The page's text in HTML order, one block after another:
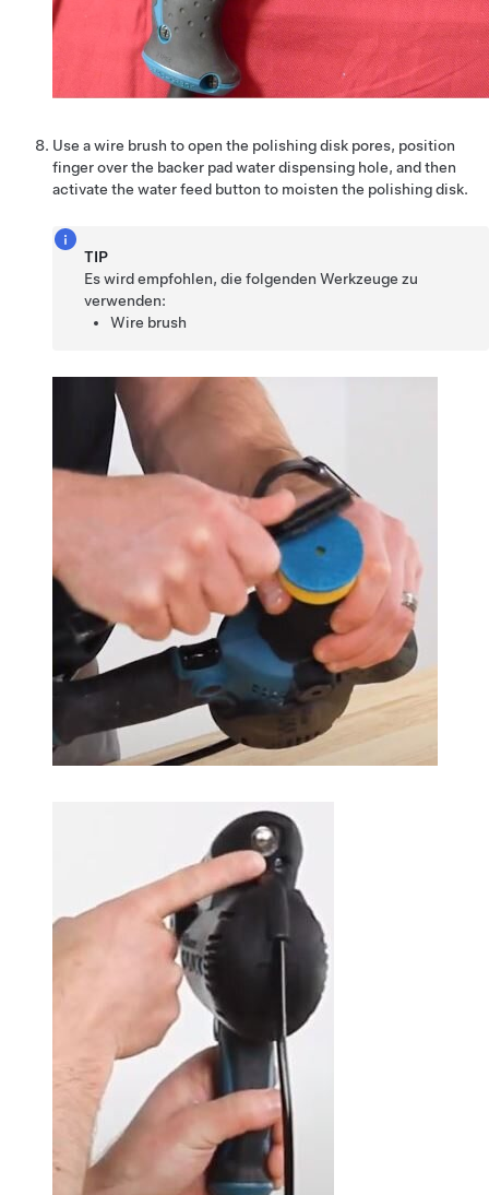
Use a wire brush to open the polishing disk pores, position
finger over the backer pad water dispensing hole, and then
activate the water feed button to moisten the polishing disk.
TIP
Es wird empfohlen, die folgenden Werkzeuge zu
verwenden:
Wire brush